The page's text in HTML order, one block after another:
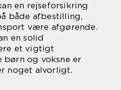
en rejseforsikring
både afbestilling,
være afgørende.
en solid
et vigtigt
børn og voksne er
noget alvorligt.